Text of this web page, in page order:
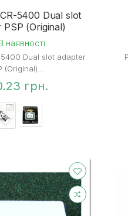
5400 Dual slot
PSP (Original)
наявності
5400 Dual slot adapter
(Original)...
грн.